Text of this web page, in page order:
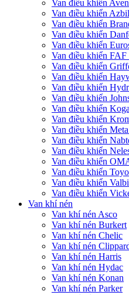
Van điều khiển
Van điều khiển Azbil
Van điều khiển
Van điều khiển
Van điều khiển
Van điều khiển FAF
Van điều khiển
Van điều khiển
Van điều khiển
Van điều khiển
Van điều khiển
Van điều khiển
Van điều khiển
Van điều khiển
Van điều khiển
Van điều khiển
Van điều khiển
Van điều khiển
Van điều khiển
Van khí nén
Van khí nén Asco
Van khí nén Burkert
Van khí nén Chelic
Van khí nén
Van khí nén Harris
Van khí nén Hydac
Van khí nén Konan
Van khí nén Parker